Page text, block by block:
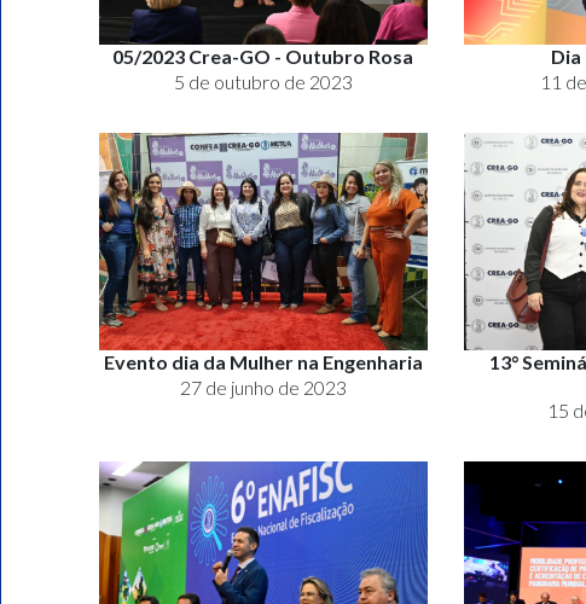
05/2023 Crea-GO - Outubro Rosa
5 de outubro de 2023
Dia
11
Evento dia da Mulher na Engenharia
27 de junho de 2023
13°
15